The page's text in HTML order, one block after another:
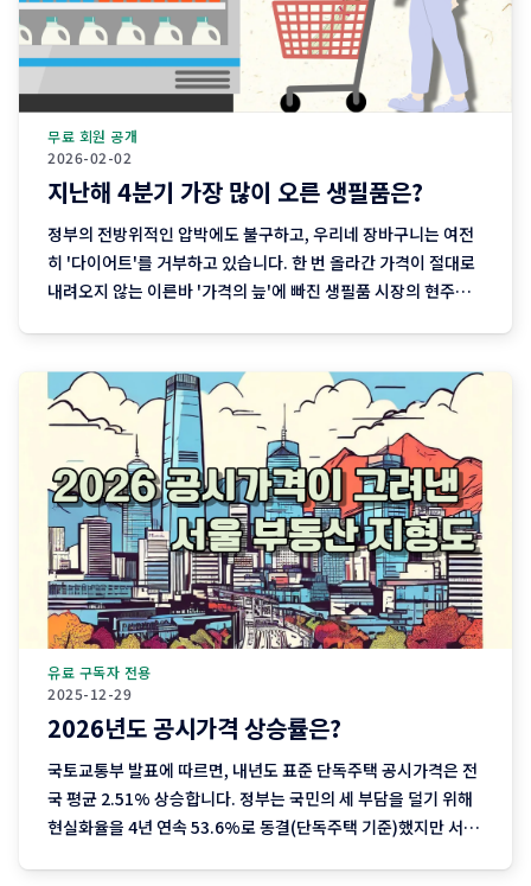
2026-02-02
무료 회원 공개
지난해 4분기 가장 많이 오른 생필품은?
정부의 전방위적인 압박에도 불구하고, 우리네 장바구니는 여전
히 '다이어트'를 거부하고 있습니다. 한 번 올라간 가격이 절대로
내려오지 않는 이른바 '가격의 늪'에 빠진 생필품 시장의 현주소
와 달걀 한 판을 집어 든 당신, 결제창에
2025-12-29
유료 구독자 전용
2026년도 공시가격 상승률은?
국토교통부 발표에 따르면, 내년도 표준 단독주택 공시가격은 전
국 평균 2.51% 상승합니다. 정부는 국민의 세 부담을 덜기 위해
현실화율을 4년 연속 53.6%로 동결(단독주택 기준)했지만 서울